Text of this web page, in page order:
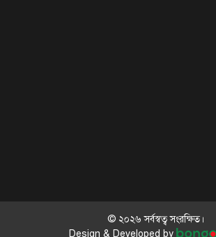
© ২০২৬ সর্বস্বত্ব সংরক্ষিত।
Design & Developed by